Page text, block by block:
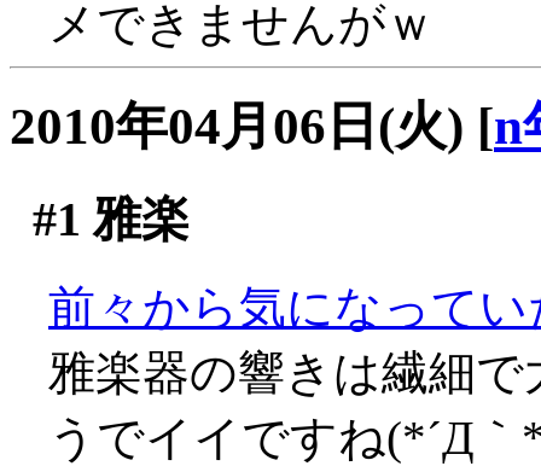
メできませんがｗ
2010年04月06日(火) [n
#1 雅楽
前々から気になって
雅楽器の響きは繊細
うでイイですね(*´Д｀